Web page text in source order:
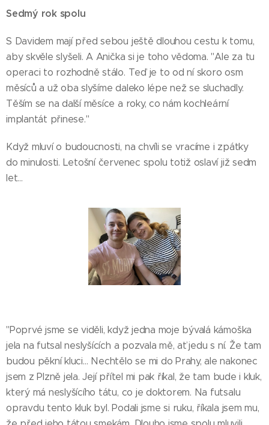
Sedmý rok spolu
S Davidem mají před sebou ještě dlouhou cestu k tomu,
aby skvěle slyšeli. A Anička si je toho vědoma. "Ale za tu
operaci to rozhodně stálo. Teď je to od ní skoro osm
měsíců a už oba slyšíme daleko lépe než se sluchadly.
Těším se na další měsíce a roky, co nám kochleární
implantát přinese."
Když mluví o budoucnosti, na chvíli se vracíme i zpátky
do minulosti. Letošní červenec spolu totiž oslaví již sedm
let…
"Poprvé jsme se viděli, když jedna moje bývalá kámoška
jela na futsal neslyšících a pozvala mě, ať jedu s ní. Že tam
budou pěkní kluci… Nechtělo se mi do Prahy, ale nakonec
jsem z Plzně jela. Její přítel mi pak říkal, že tam bude i kluk,
který má neslyšícího tátu, co je doktorem. Na futsalu
opravdu tento kluk byl. Podali jsme si ruku, říkala jsem mu,